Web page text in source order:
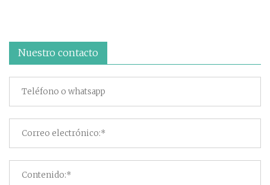
Nuestro contacto